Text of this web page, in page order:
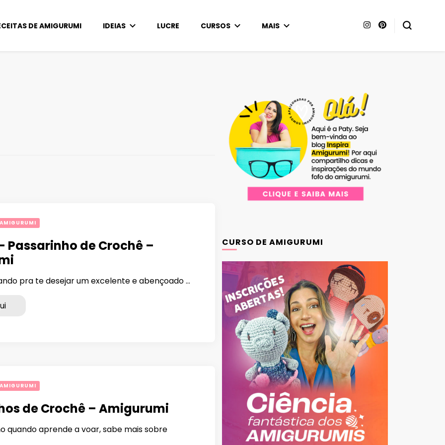
DE AMIGURUMI IDEIAS LUCRE CURSOS MAIS
Passarinho de Crochê –
pra te desejar um excelente e abençoado …
de Crochê – Amigurumi
quando aprende a voar, sabe mais sobre
CURSO DE AMIGURUMI